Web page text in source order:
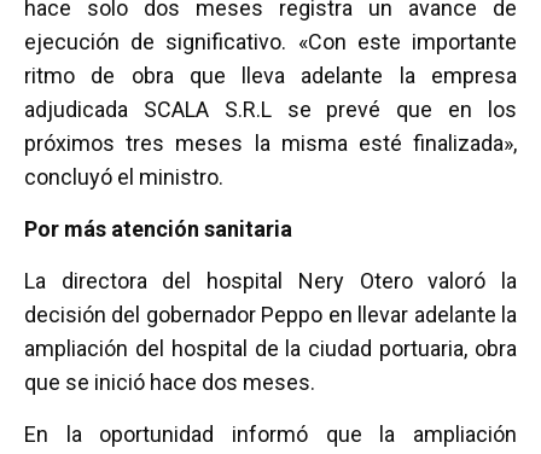
hace solo dos meses registra un avance de
ejecución de significativo. «Con este importante
ritmo de obra que lleva adelante la empresa
adjudicada SCALA S.R.L se prevé que en los
próximos tres meses la misma esté finalizada»,
concluyó el ministro.
Por más atención sanitaria
La directora del hospital Nery Otero valoró la
decisión del gobernador Peppo en llevar adelante la
ampliación del hospital de la ciudad portuaria, obra
que se inició hace dos meses.
En la oportunidad informó que la ampliación